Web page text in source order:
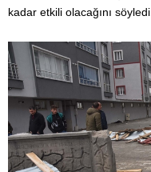
kadar etkili olacağını söyledi.